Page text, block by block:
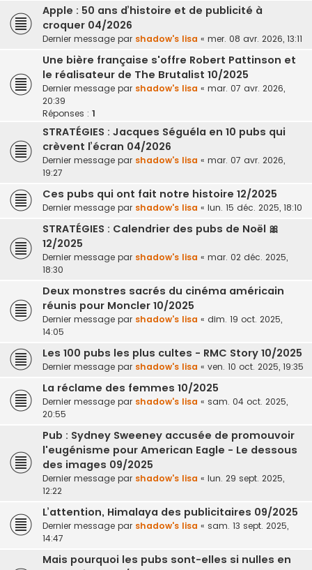
Apple : 50 ans d’histoire et de publicité à
croquer 04/2026
Dernier message par shadow's lisa « mer. 08 avr. 2026, 13:11
Une bière française s'offre Robert Pattinson et
le réalisateur de The Brutalist 10/2025
Dernier message par shadow's lisa « mar. 07 avr. 2026,
20:39
Réponses : 1
STRATÉGIES : Jacques Séguéla en 10 pubs qui
crèvent l’écran 04/2026
Dernier message par shadow's lisa « mar. 07 avr. 2026,
19:27
Ces pubs qui ont fait notre histoire 12/2025
Dernier message par shadow's lisa « lun. 15 déc. 2025, 18:10
STRATÉGIES : Calendrier des pubs de Noël 🎀
12/2025
Dernier message par shadow's lisa « mar. 02 déc. 2025,
18:30
Deux monstres sacrés du cinéma américain
réunis pour Moncler 10/2025
Dernier message par shadow's lisa « dim. 19 oct. 2025,
14:05
Les 100 pubs les plus cultes - RMC Story 10/2025
Dernier message par shadow's lisa « ven. 10 oct. 2025, 19:35
La réclame des femmes 10/2025
Dernier message par shadow's lisa « sam. 04 oct. 2025,
20:55
Pub : Sydney Sweeney accusée de promouvoir
l'eugénisme pour American Eagle - Le dessous
des images 09/2025
Dernier message par shadow's lisa « lun. 29 sept. 2025,
12:22
L’attention, Himalaya des publicitaires 09/2025
Dernier message par shadow's lisa « sam. 13 sept. 2025,
14:47
Mais pourquoi les pubs sont-elles si nulles en